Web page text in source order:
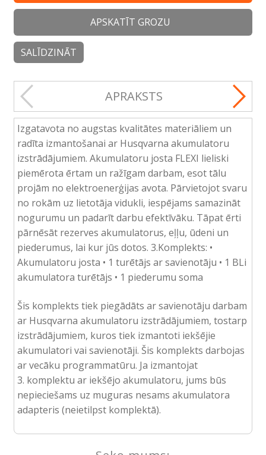
APSKATĪT GROZU
SALĪDZINĀT
APRAKSTS
Izgatavota no augstas kvalitātes materiāliem un
radīta izmantošanai ar Husqvarna akumulatoru
izstrādājumiem. Akumulatoru josta FLEXI lieliski
piemērota ērtam un ražīgam darbam, esot tālu
projām no elektroenerģijas avota. Pārvietojot svaru
no rokām uz lietotāja vidukli, iespējams samazināt
nogurumu un padarīt darbu efektīvāku. Tāpat ērti
pārnēsāt rezerves akumulatorus, eļļu, ūdeni un
piederumus, lai kur jūs dotos. 3.Komplekts: •
Akumulatoru josta • 1 turētājs ar savienotāju • 1 BLi
akumulatora turētājs • 1 piederumu soma
Šis komplekts tiek piegādāts ar savienotāju darbam
ar Husqvarna akumulatoru izstrādājumiem, tostarp
izstrādājumiem, kuros tiek izmantoti iekšējie
akumulatori vai savienotāji. Šis komplekts darbojas
ar vecāku programmatūru. Ja izmantojat
3. komplektu ar iekšējo akumulatoru, jums būs
nepieciešams uz muguras nesams akumulatora
adapteris (neietilpst komplektā).